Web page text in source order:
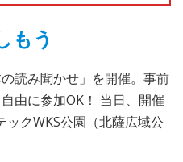
もう
読み聞かせ」を開催。事前
由に参加OK！ 当日、開催
クWKS公園（北薩広域公